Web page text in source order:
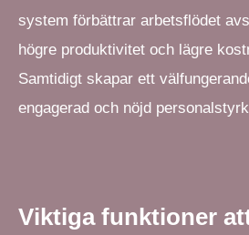
system förbättrar arbetsflödet
högre produktivitet och lägre
Samtidigt skapar ett
engagerad och nöjd
Viktiga funktioner